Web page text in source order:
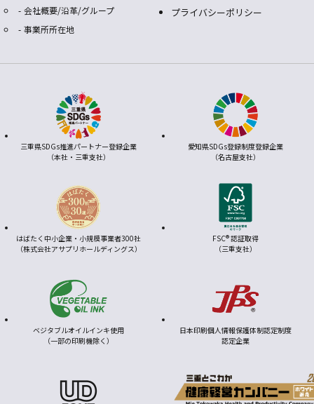
会社概要/沿革/グループ
事業所所在地
プライバシーポリシー
三重県SDGs推進パートナー登録企業
（本社・三重支社）
愛知県SDGs登録制度登録企業
（名古屋支社）
はばたく中小企業・小規模事業者300社
（株式会社アサプリホールディングス）
FSC® 認証取得
（三重支社）
ベジタブルオイルインキ使用
（一部の印刷機除く）
日本印刷個人情報保護体制認定制度
認定企業